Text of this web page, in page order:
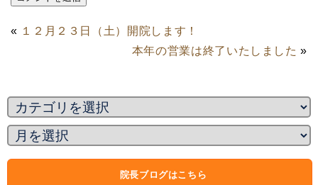
« １２月２３日（土）開院します！
本年の営業は終了いたしました »
院長ブログはこちら